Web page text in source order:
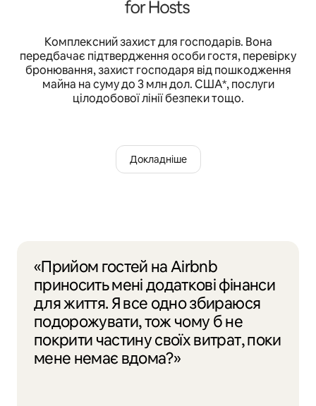
Комплексний захист для господарів. Вона
передбачає підтвердження особи гостя, перевірку
бронювання, захист господаря від пошкодження
майна на суму до 3 млн дол. США*, послуги
цілодобової лінії безпеки тощо.
Докладніше
«Прийом гостей на Airbnb
приносить мені додаткові фінанси
для життя. Я все одно збираюся
подорожувати, тож чому б не
покрити частину своїх витрат, поки
мене немає вдома?»